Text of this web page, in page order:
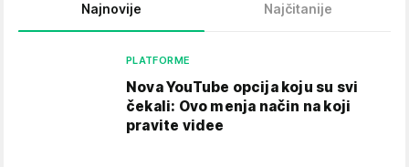
Najnovije Najčitanije
PLATFORME
Nova YouTube opcija koju su svi
čekali: Ovo menja način na koji
pravite videe